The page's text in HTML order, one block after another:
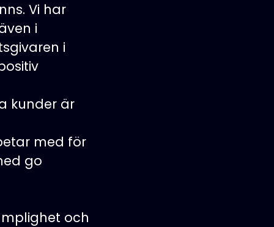
Vi har
i
i
kunder är
med för
go
och